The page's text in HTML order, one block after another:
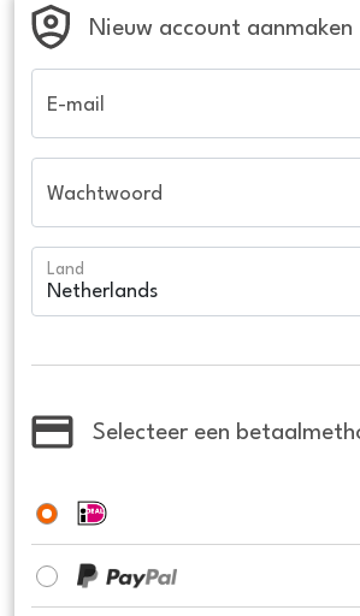
Nieuw account aanmaken
E-mail
Wachtwoord
Land
Selecteer een